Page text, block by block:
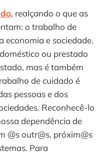
, realçando o que as
o trabalho de
economia e sociedade.
ou prestado
mas é também
de cuidado é
pessoas e dos
Reconhecê-lo
dependência de
@s outr@s, próxim@s
Para